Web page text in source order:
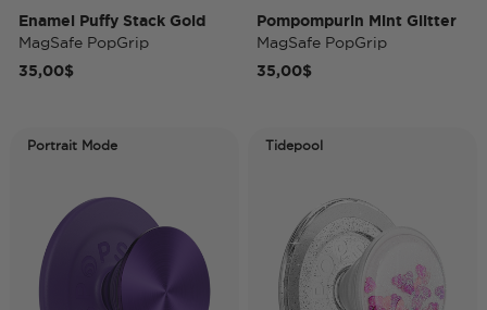
Enamel Puffy Stack Gold
MagSafe PopGrip
35,00$
Pompompurin Mint Glitter
MagSafe PopGrip
35,00$
Portrait Mode Tidepool